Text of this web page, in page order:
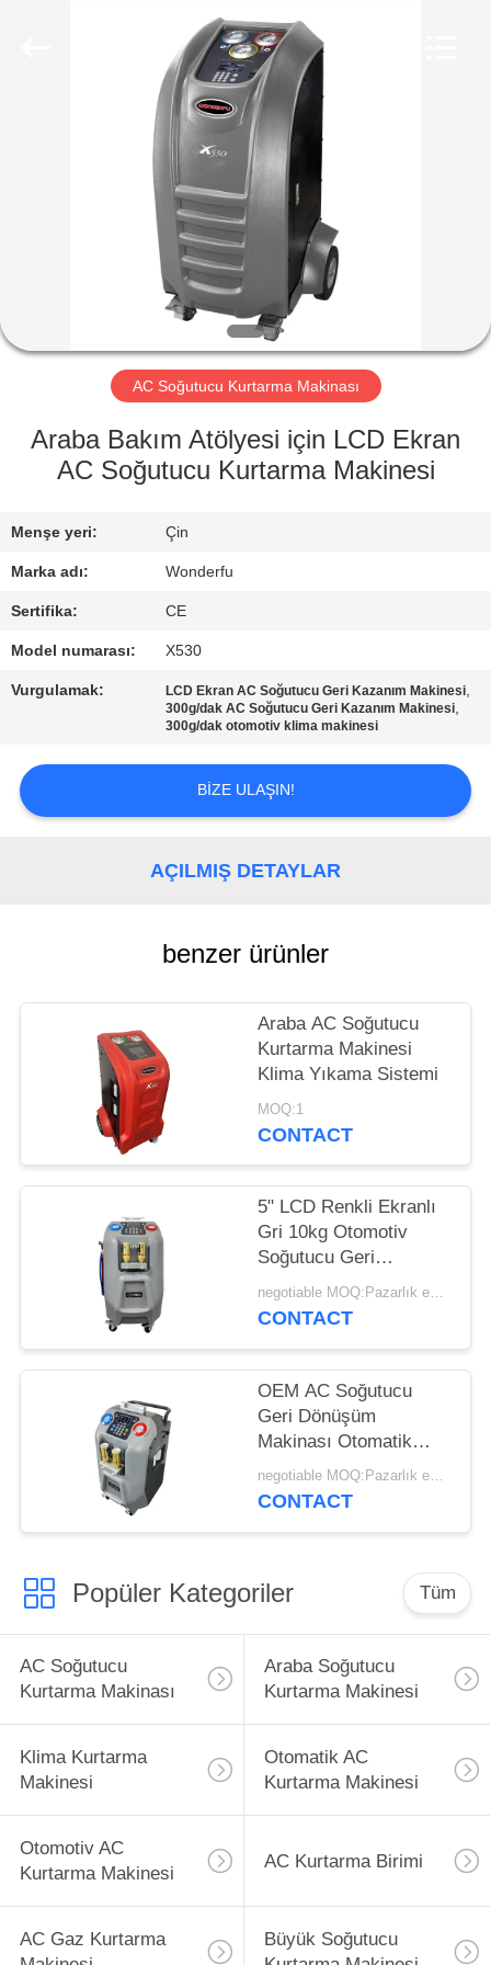
HAKKIMIZDA
FABRIKA
KALITE
BIZIMLE
ILETIŞIME
GEÇIN
BIR
ISTEĞI
POLICY
AC Soğutucu Kurtarma Makinası
Araba Bakım Atölyesi için LCD Ekran
AC Soğutucu Kurtarma Makinesi
Menşe yeri: Çin
Marka adı: Wonderfu
Sertifika: CE
Model numarası: X530
Vurgulamak: LCD Ekran AC Soğutucu Geri Kazanım Makinesi,
300g/dak AC Soğutucu Geri Kazanım Makinesi,
300g/dak otomotiv klima makinesi
BIZE ULAŞIN!
AÇILMIŞ DETAYLAR
benzer ürünler
Araba AC Soğutucu
Kurtarma Makinesi
Klima Yıkama Sistemi
MOQ:1
CONTACT
5" LCD Renkli Ekranlı
Gri 10kg Otomotiv
Soğutucu Geri
Kazanım Makinesi
negotiable MOQ:Pazarlık edilebilir
CONTACT
OEM AC Soğutucu
Geri Dönüşüm
Makinası Otomatik
Soğutucu Geri
Dönüşüm Makinası
negotiable MOQ:Pazarlık edilebilir
CONTACT
Popüler Kategoriler Tüm
AC Soğutucu
Kurtarma Makinası
Araba Soğutucu
Kurtarma Makinesi
Klima Kurtarma
Makinesi
Otomatik AC
Kurtarma Makinesi
Otomotiv AC
Kurtarma Makinesi
AC Kurtarma Birimi
AC Gaz Kurtarma
Büyük Soğutucu